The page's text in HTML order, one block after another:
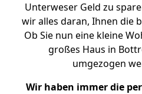
Unterweser Geld zu
wir alles daran, Ihnen die
Ob Sie nun eine kleine
großes Haus in
umgezogen
Wir haben immer die